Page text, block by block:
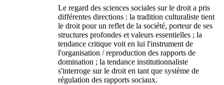
Le regard des sciences sociales sur le droit a pris
différentes directions : la tradition culturaliste tient
le droit pour un reflet de la société, porteur de ses
structures profondes et valeurs essentielles ; la
tendance critique voit en lui l'instrument de
l'organisation / reproduction des rapports de
domination ; la tendance institutionnaliste
s'interroge sur le droit en tant que système de
régulation des rapports sociaux.